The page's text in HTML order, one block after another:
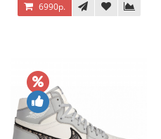
6990р.